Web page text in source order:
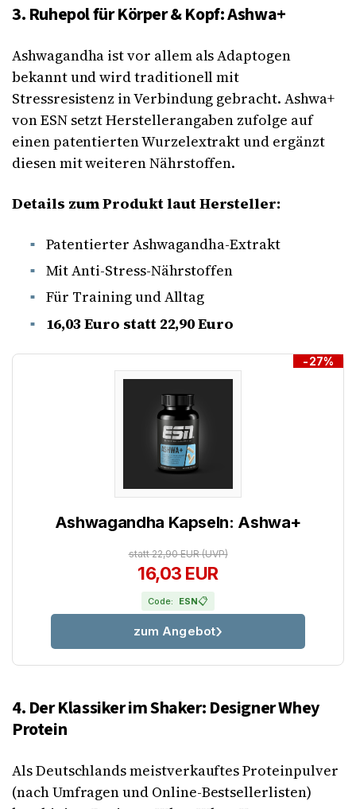
3. Ruhepol für Körper & Kopf: Ashwa+
Ashwagandha ist vor allem als Adaptogen
bekannt und wird traditionell mit
Stressresistenz in Verbindung gebracht. Ashwa+
von ESN setzt Herstellerangaben zufolge auf
einen patentierten Wurzelextrakt und ergänzt
diesen mit weiteren Nährstoffen.
Details zum Produkt laut Hersteller:
Patentierter Ashwagandha-Extrakt
Mit Anti-Stress-Nährstoffen
Für Training und Alltag
16,03 Euro statt 22,90 Euro
-27%
Ashwagandha Kapseln: Ashwa+
statt 22,90 EUR(UVP)
16,03 EUR
Code: ESN📋
zum Angebot
4. Der Klassiker im Shaker: Designer Whey
Protein
Als Deutschlands meistverkauftes Proteinpulver
(nach Umfragen und Online-Bestsellerlisten)